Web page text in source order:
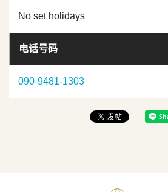
No set holidays
电话号码
090-9481-1303